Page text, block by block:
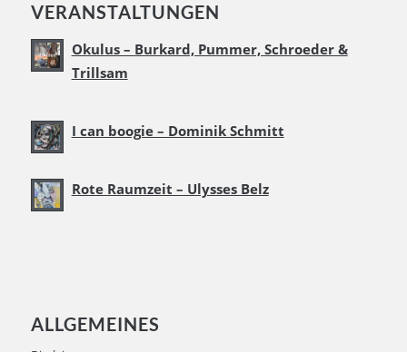
VERANSTALTUNGEN
Okulus – Burkard, Pummer, Schroeder &
Trillsam
I can boogie – Dominik Schmitt
Rote Raumzeit – Ulysses Belz
ALLGEMEINES